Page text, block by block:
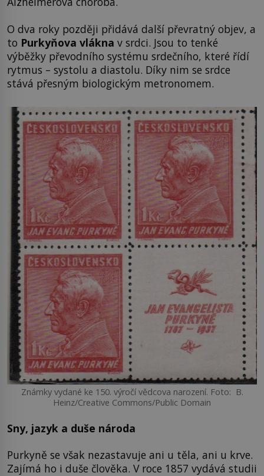
O dva roky později přidává další převratný objev, a
to Purkyňova vlákna v srdci. Jsou to tenké
výběžky převodního systému srdečního, které řídí
rytmus – systolu a diastolu. Díky nim se srdce
stává přesným biologickým metronomem.
Známky vydané ke 150. výročí vědcova narození. Foto: B.
Heinz/Creative Commons/Public Domain
Sny, jazyk a duše národa
Purkyně se však nezastavuje ani u těla, ani u krve.
Zajímá ho i duše člověka. V roce 1857 vydává studii